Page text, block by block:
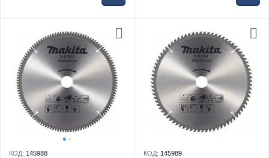
КОД: 145988 КОД: 145989